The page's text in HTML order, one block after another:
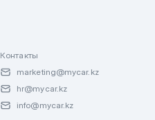
Контакты
marketing@mycar.kz
hr@mycar.kz
info@mycar.kz